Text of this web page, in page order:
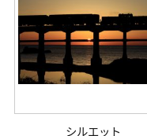
シルエット